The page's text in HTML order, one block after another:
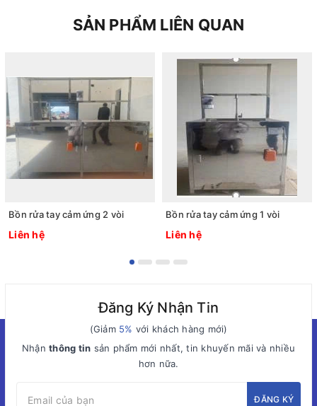
SẢN PHẨM LIÊN QUAN
Bồn rửa tay cảm ứng 2 vòi
Liên hệ
Bồn rửa tay cảm ứng 1 vòi
Liên hệ
Đăng Ký Nhận Tin
(Giảm 5% với khách hàng mới)
Nhậnthông tin sản phẩm mới nhất, tin khuyến mãi và nhiều
hơn nữa.
ĐĂNG KÝ